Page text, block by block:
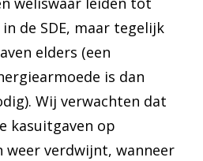
de SDE, maar tegelijk
elders (een
is dan
Wij verwachten dat
kasuitgaven op
verdwijnt, wanneer